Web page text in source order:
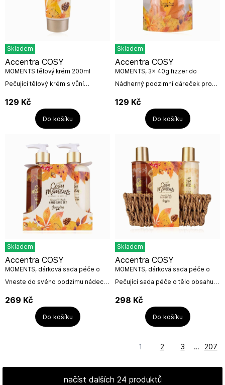
Skladem
Pečující tělový krém s vůní
200mlNázev výrobce: Accentra
GmbH & Co. KGAdresa výrobce:...
Accentra COSY
MOMENTS tělový krém 200ml
129 Kč
Do košíku
Skladem
Nádherný podzimní dáreček pro
bomby ve tvaru a barvě
podzimního listí a s vůní
javorového...
Accentra COSY
MOMENTS, 3x 40g fizzer do
koupele
129 Kč
Do košíku
Skladem
Vneste do svého podzimu nádech
"Cosy Moments" od firmy
Accentra. Tato luxusní sada
obsahuje jemné mýdlo a...
Accentra COSY
MOMENTS, dárková sada péče o
ruce 2x 290ml
269 Kč
Do košíku
Skladem
Pečující sada péče o tělo obsahuje
houbičku výborně se hodící barvy
krémové a sysalový...
Accentra COSY
MOMENTS, dárková sada péče o
tělo, 4dílná
298 Kč
Do košíku
1 2 3 … 207
načíst dalších 24 produktů